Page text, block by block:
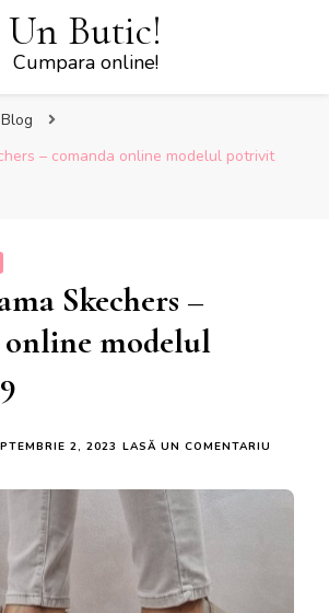
Un Butic!
Cumpara online!
Blog
– comanda online modelul potrivit
Skechers –
online modelul
2, 2023 LASĂ UN COMENTARIU